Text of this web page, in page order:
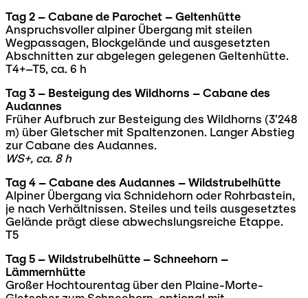
Tag 2 – Cabane de Parochet – Geltenhütte
Anspruchsvoller alpiner Übergang mit steilen
Wegpassagen, Blockgelände und ausgesetzten
Abschnitten zur abgelegen gelegenen Geltenhütte.
T4+–T5, ca. 6 h
Tag 3 – Besteigung des Wildhorns – Cabane des
Audannes
Früher Aufbruch zur Besteigung des Wildhorns (3’248
m) über Gletscher mit Spaltenzonen. Langer Abstieg
zur Cabane des Audannes.
WS+, ca. 8 h
Tag 4 – Cabane des Audannes – Wildstrubelhütte
Alpiner Übergang via Schnidehorn oder Rohrbastein,
je nach Verhältnissen. Steiles und teils ausgesetztes
Gelände prägt diese abwechslungsreiche Etappe.
T5
Tag 5 – Wildstrubelhütte – Schneehorn –
Lämmernhütte
Großer Hochtourentag über den Plaine-Morte-